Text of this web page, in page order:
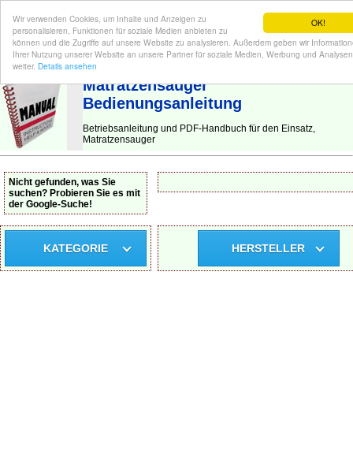
OK!
Wir verwenden Cookies, um Inhalte und Anzeigen zu
personalisieren, Funktionen für soziale Medien anbieten zu
können und die Zugriffe auf unsere Website zu analysieren. Außerdem geben wir
Ihrer Nutzung unserer Website an unsere Partner für soziale Medien, Werbung und Analysen
weiter. Details ansehen
BEDIENUNGSANLEITUNG | Hier finden Sie die deutsche Anleitung!
Matratzensauger
Bedienungsanleitung
Betriebsanleitung und PDF-Handbuch für den Einsatz,
Matratzensauger
Nicht gefunden, was Sie
suchen? Probieren Sie es mit
der Google-Suche!
KATEGORIE HERSTELLER